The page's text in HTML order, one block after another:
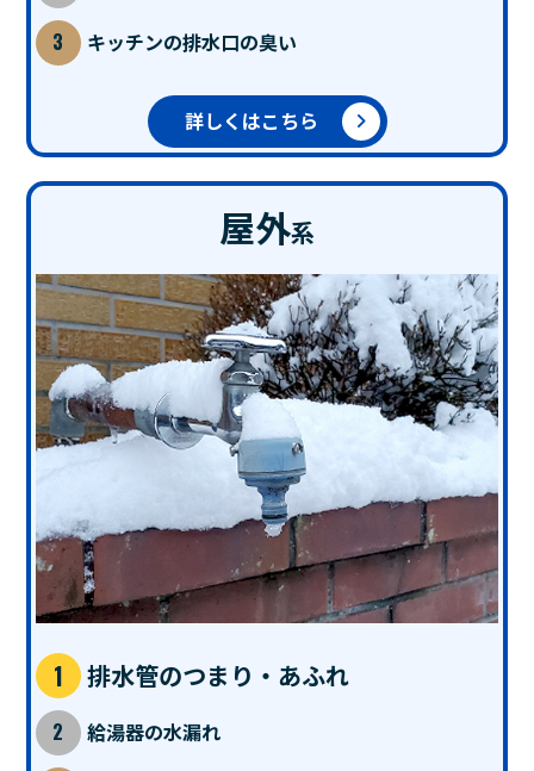
キッチンの排水口の臭い
詳しくはこちら
屋外系
排水管のつまり・あふれ
給湯器の水漏れ